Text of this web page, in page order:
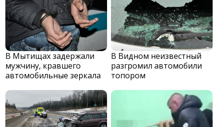
В Мытищах задержали
мужчину, кравшего
автомобильные зеркала
В Видном неизвестный
разгромил автомобили
топором